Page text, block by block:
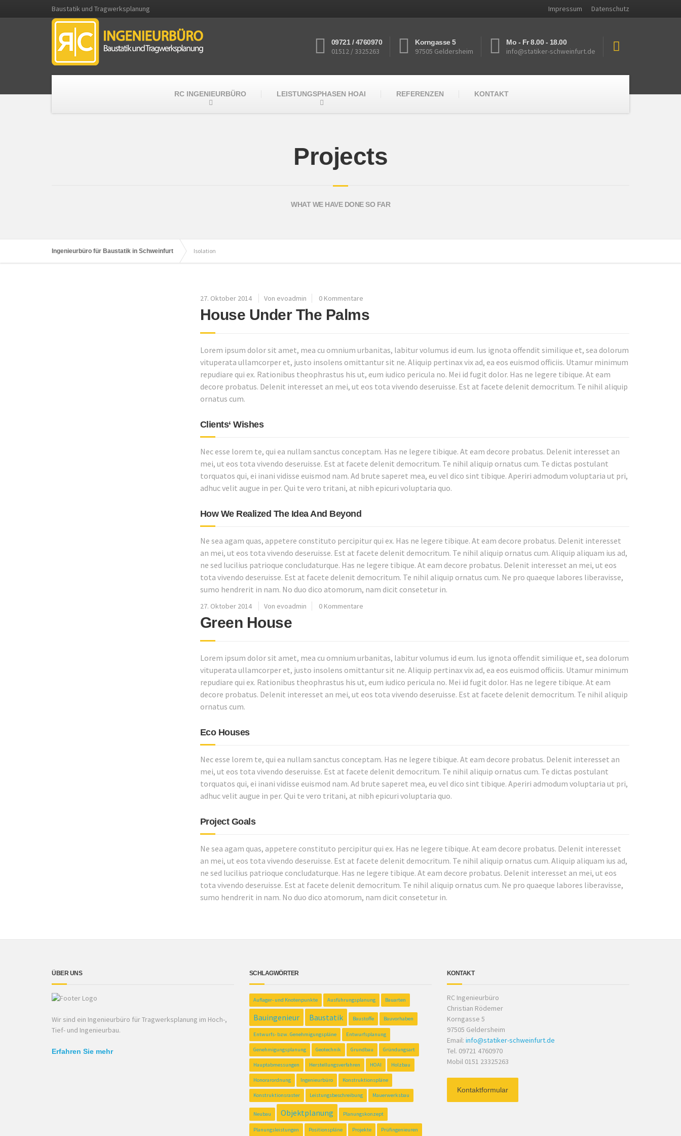
Baustatik und Tragwerksplanung Impressum Datenschutz
09721 / 4760970
01512 / 3325263
Korngasse 5
97505 Geldersheim
Mo - Fr 8.00 - 18.00
info@statiker-schweinfurt.de
RC INGENIEURBÜRO LEISTUNGSPHASEN HOAI REFERENZEN KONTAKT
Projects
WHAT WE HAVE DONE SO FAR
Ingenieurbüro für Baustatik in Schweinfurt Isolation
27. Oktober 2014 Von evoadmin 0 Kommentare
House Under The Palms
Lorem ipsum dolor sit amet, mea cu omnium urbanitas, labitur volumus id eum. Ius ignota offendit similique et, sea dolorum
vituperata ullamcorper et, justo insolens omittantur sit ne. Aliquip pertinax vix ad, ea eos euismod officiis. Utamur minimum
repudiare qui ex. Rationibus theophrastus his ut, eum iudico pericula no. Mei id fugit dolor. Has ne legere tibique. At eam
decore probatus. Delenit interesset an mei, ut eos tota vivendo deseruisse. Est at facete delenit democritum. Te nihil aliquip
ornatus cum.
Clients‘ Wishes
Nec esse lorem te, qui ea nullam sanctus conceptam. Has ne legere tibique. At eam decore probatus. Delenit interesset an
mei, ut eos tota vivendo deseruisse. Est at facete delenit democritum. Te nihil aliquip ornatus cum. Te dictas postulant
torquatos qui, ei inani vidisse euismod nam. Ad brute saperet mea, eu vel dico sint tibique. Aperiri admodum voluptaria ut pri,
adhuc velit augue in per. Qui te vero tritani, at nibh epicuri voluptaria quo.
How We Realized The Idea And Beyond
Ne sea agam quas, appetere constituto percipitur qui ex. Has ne legere tibique. At eam decore probatus. Delenit interesset
an mei, ut eos tota vivendo deseruisse. Est at facete delenit democritum. Te nihil aliquip ornatus cum. Aliquip aliquam ius ad,
ne sed lucilius patrioque concludaturque. Has ne legere tibique. At eam decore probatus. Delenit interesset an mei, ut eos
tota vivendo deseruisse. Est at facete delenit democritum. Te nihil aliquip ornatus cum. Ne pro quaeque labores liberavisse,
sumo hendrerit in nam. No duo dico atomorum, nam dicit consetetur in.
27. Oktober 2014 Von evoadmin 0 Kommentare
Green House
Lorem ipsum dolor sit amet, mea cu omnium urbanitas, labitur volumus id eum. Ius ignota offendit similique et, sea dolorum
vituperata ullamcorper et, justo insolens omittantur sit ne. Aliquip pertinax vix ad, ea eos euismod officiis. Utamur minimum
repudiare qui ex. Rationibus theophrastus his ut, eum iudico pericula no. Mei id fugit dolor. Has ne legere tibique. At eam
decore probatus. Delenit interesset an mei, ut eos tota vivendo deseruisse. Est at facete delenit democritum. Te nihil aliquip
ornatus cum.
Eco Houses
Nec esse lorem te, qui ea nullam sanctus conceptam. Has ne legere tibique. At eam decore probatus. Delenit interesset an
mei, ut eos tota vivendo deseruisse. Est at facete delenit democritum. Te nihil aliquip ornatus cum. Te dictas postulant
torquatos qui, ei inani vidisse euismod nam. Ad brute saperet mea, eu vel dico sint tibique. Aperiri admodum voluptaria ut pri,
adhuc velit augue in per. Qui te vero tritani, at nibh epicuri voluptaria quo.
Project Goals
Ne sea agam quas, appetere constituto percipitur qui ex. Has ne legere tibique. At eam decore probatus. Delenit interesset
an mei, ut eos tota vivendo deseruisse. Est at facete delenit democritum. Te nihil aliquip ornatus cum. Aliquip aliquam ius ad,
ne sed lucilius patrioque concludaturque. Has ne legere tibique. At eam decore probatus. Delenit interesset an mei, ut eos
tota vivendo deseruisse. Est at facete delenit democritum. Te nihil aliquip ornatus cum. Ne pro quaeque labores liberavisse,
sumo hendrerit in nam. No duo dico atomorum, nam dicit consetetur in.
ÜBER UNS
Wir sind ein Ingenieurbüro für Tragwerksplanung im Hoch-,
Tief- und Ingenieurbau.
Erfahren Sie mehr
SCHLAGWÖRTER
Auflager- und Knotenpunkte Ausführungsplanung Bauarten
Bauingenieur Baustatik Baustoffe Bauvorhaben
Entwurfs- bzw. Genehmigungspläne Entwurfsplanung
Genehmigungsplanung Geotechnik Grundbau Gründungsart
Hauptabmessungen Herstellungsverfahren HOAI Holzbau
Honorarordnung Ingenieurbüro Konstruktionspläne
Konstruktionsraster Leistungsbeschreibung Mauerwerksbau
Neubau Objektplanung Planungskonzept
Planungsleistungen Positionspläne Projekte Prüfingenieuren
KONTAKT
RC Ingenieurbüro
Christian Rödemer
Korngasse 5
97505 Geldersheim
Email: info@statiker-schweinfurt.de
Tel. 09721 4760970
Mobil 0151 23325263
Kontaktformular